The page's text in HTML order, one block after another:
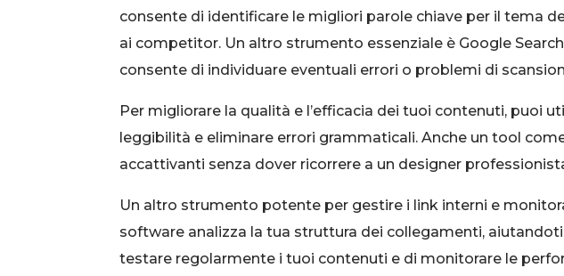
consente di identificare le migliori parole chiave per il tema
ai competitor. Un altro strumento essenziale è Google
consente di individuare eventuali errori o problemi di
Per migliorare la qualità e l’efficacia dei tuoi contenuti, puoi
leggibilità e eliminare errori grammaticali. Anche un tool
accattivanti senza dover ricorrere a un designer
Un altro strumento potente per gestire i link interni e
software analizza la tua struttura dei collegamenti,
testare regolarmente i tuoi contenuti e di monitorare le